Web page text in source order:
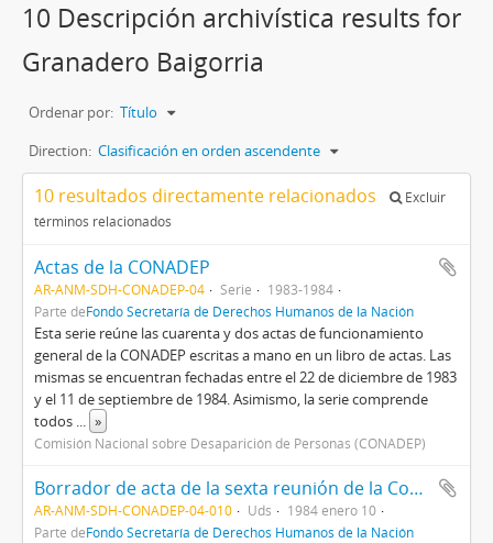
10 Descripción archivística results for
Granadero Baigorria
Ordenar por: Título
Direction: Clasificación en orden ascendente
10 resultados directamente relacionados
Excluir
términos relacionados
Actas de la CONADEP
AR-ANM-SDH-CONADEP-04 Serie
1983-1984
Parte deFondo Secretaría de Derechos Humanos de la Nación
Esta serie reúne las cuarenta y dos actas de funcionamiento
general de la CONADEP escritas a mano en un libro de actas. Las
mismas se encuentran fechadas entre el 22 de diciembre de 1983
y el 11 de septiembre de 1984. Asimismo, la serie comprende
todos ... »
Comisión Nacional sobre Desaparición de Personas (CONADEP)
Borrador de acta de la sexta reunión de la Comisión Nacional sobre Desaparición de Personas (CONADEP)
AR-ANM-SDH-CONADEP-04-010 Uds
1984 enero 10
Parte deFondo Secretaría de Derechos Humanos de la Nación